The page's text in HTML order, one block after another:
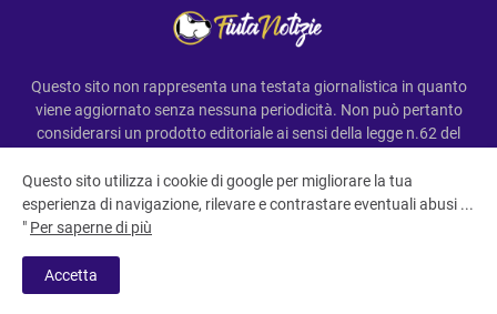
Questo sito non rappresenta una testata giornalistica in quanto
viene aggiornato senza nessuna periodicità. Non può pertanto
considerarsi un prodotto editoriale ai sensi della legge n.62 del
All Right Reserved Copyright ©FiutaNotizie
Questo sito utilizza i cookie di google per migliorare la tua
esperienza di navigazione, rilevare e contrastare eventuali abusi ...
" Per saperne di più
Accetta